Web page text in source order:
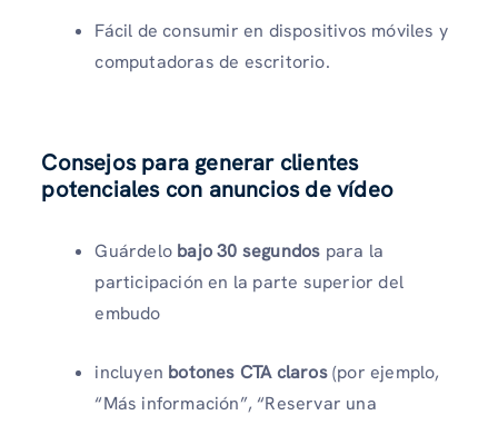
Fácil de consumir en dispositivos móviles y
computadoras de escritorio.
Consejos para generar clientes
potenciales con anuncios de vídeo
Guárdelo bajo 30 segundos para la
participación en la parte superior del
embudo
incluyen botones CTA claros(por ejemplo,
“Más información”, “Reservar una